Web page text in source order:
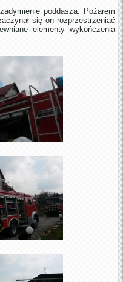
poddasza. Pożarem
się on rozprzestrzeniać
elementy wykończenia